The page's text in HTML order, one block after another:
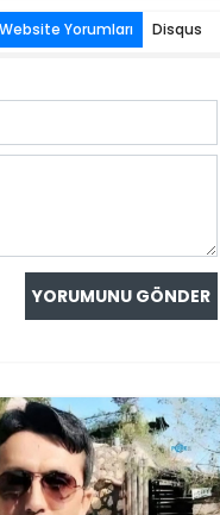
Website Yorumları Disqus